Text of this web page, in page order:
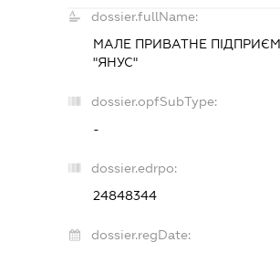
dossier.fullName:
МАЛЕ ПРИВАТНЕ
"ЯНУС"
dossier.opfSubType:
-
dossier.edrpo:
24848344
dossier.regDate: